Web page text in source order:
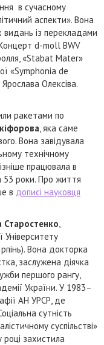
в сучасному
аспекти». Вона
видань із перекладами
d-moll BWV
«Stabat Mater»
«Symphonia de
Олексіва.
ракетами по
, яка саме
Вона завідувала
технічному
працювала в
53 роки. Про життя
в дописі науковця
Старостенко,
Університету
Вона докторка
заслужена діячка
першого рангу,
України. У 1983–
АН УРСР, де
сутність
суспільстві»
році захистила